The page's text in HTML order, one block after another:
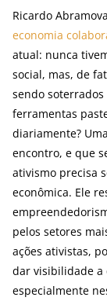
Ricardo
economia
atual: nunca
social, mas, de
sendo
ferramentas
diariamente?
encontro, e que
ativismo precisa
econômica. Ele
pelos setores
ações ativistas,
dar visibilidade a
especialmente